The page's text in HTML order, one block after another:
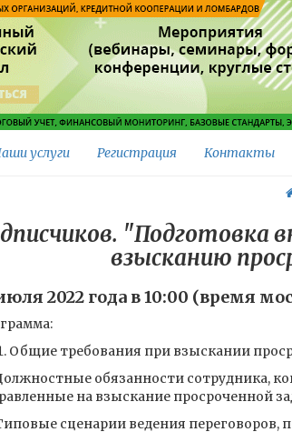
услуги Регистрация Контакты
"Подготовка
взысканию
2022 года в 10:00 (время
Общие требования при взыскании
обязанности сотрудника,
на взыскание просроченной
сценарии ведения переговоров,